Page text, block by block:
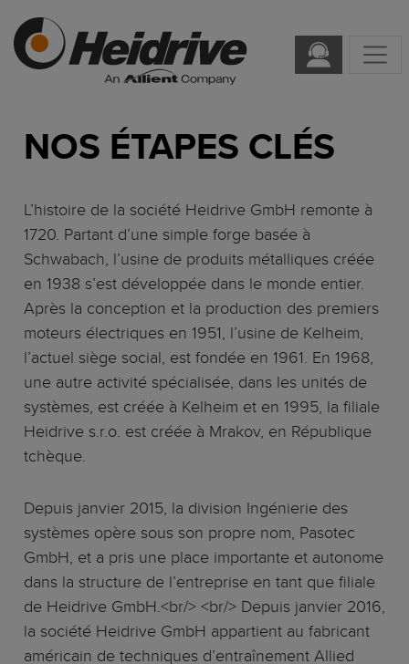
NOS ÉTAPES CLÉS
L’histoire de la société Heidrive GmbH remonte à
1720. Partant d’une simple forge basée à
Schwabach, l’usine de produits métalliques créée
en 1938 s’est développée dans le monde entier.
Après la conception et la production des premiers
moteurs électriques en 1951, l’usine de Kelheim,
l’actuel siège social, est fondée en 1961. En 1968,
une autre activité spécialisée, dans les unités de
systèmes, est créée à Kelheim et en 1995, la filiale
Heidrive s.r.o. est créée à Mrakov, en République
tchèque.
Depuis janvier 2015, la division Ingénierie des
systèmes opère sous son propre nom, Pasotec
GmbH, et a pris une place importante et autonome
dans la structure de l’entreprise en tant que filiale
de Heidrive GmbH.<br/> <br/> Depuis janvier 2016,
la société Heidrive GmbH appartient au fabricant
américain de techniques d’entraînement Allied